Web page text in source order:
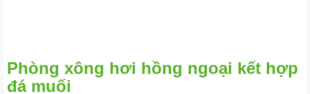
Phòng xông hơi hồng ngoại kết hợp
đá muối